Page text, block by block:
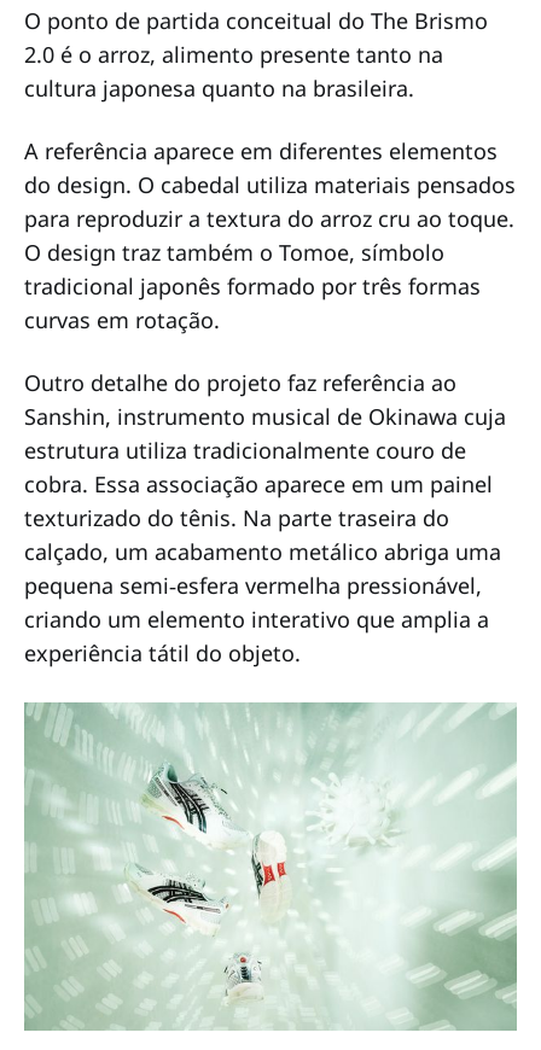
O ponto de partida conceitual do The Brismo
2.0 é o arroz, alimento presente tanto na
cultura japonesa quanto na brasileira.
A referência aparece em diferentes elementos
do design. O cabedal utiliza materiais pensados
para reproduzir a textura do arroz cru ao toque.
O design traz também o Tomoe, símbolo
tradicional japonês formado por três formas
curvas em rotação.
Outro detalhe do projeto faz referência ao
Sanshin, instrumento musical de Okinawa cuja
estrutura utiliza tradicionalmente couro de
cobra. Essa associação aparece em um painel
texturizado do tênis. Na parte traseira do
calçado, um acabamento metálico abriga uma
pequena semi‑esfera vermelha pressionável,
criando um elemento interativo que amplia a
experiência tátil do objeto.